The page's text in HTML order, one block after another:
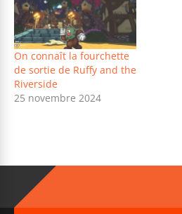
On connaît la fourchette
de sortie de Ruffy and the
Riverside
25 novembre 2024